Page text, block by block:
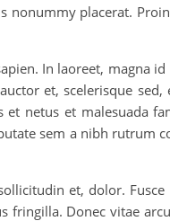
placerat.
In laoreet, magna
et, scelerisque
netus et malesuada
sem a nibh rutrum
et, dolor.
Donec vitae